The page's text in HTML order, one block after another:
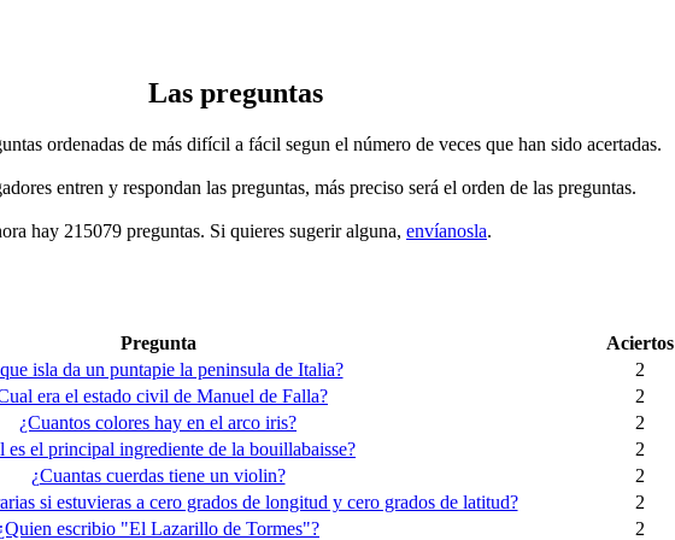
Las preguntas
ordenadas de más difícil a fácil segun el número de veces que han sido acertadas.
entren y respondan las preguntas, más preciso será el orden de las preguntas.
hay 215079 preguntas. Si quieres sugerir alguna, envíanosla.
Pregunta Aciertos
isla da un puntapie la peninsula de Italia? 2
era el estado civil de Manuel de Falla? 2
¿Cuantos colores hay en el arco iris? 2
es el principal ingrediente de la bouillabaisse? 2
¿Cuantas cuerdas tiene un violin? 2
si estuvieras a cero grados de longitud y cero grados de latitud? 2
escribio "El Lazarillo de Tormes"? 2